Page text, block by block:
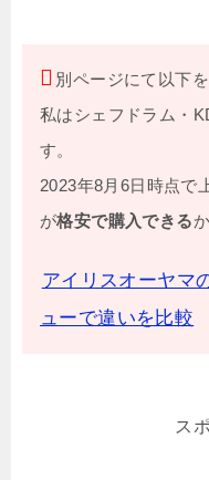
別ページにて以下
私はシェフドラム・
す。
2023年8月6日時点で
が格安で購入できる
アイリスオーヤマ
ューで違いを比較
ス